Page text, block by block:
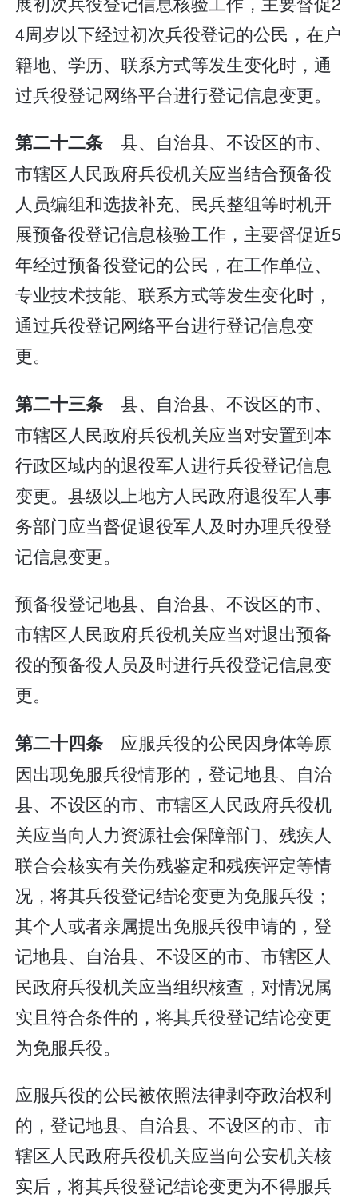
4周岁以下经过初次兵役登记的公民，在户
籍地、学历、联系方式等发生变化时，通
过兵役登记网络平台进行登记信息变更。
第二十二条 县、自治县、不设区的市、
市辖区人民政府兵役机关应当结合预备役
人员编组和选拔补充、民兵整组等时机开
展预备役登记信息核验工作，主要督促近5
年经过预备役登记的公民，在工作单位、
专业技术技能、联系方式等发生变化时，
通过兵役登记网络平台进行登记信息变
更。
第二十三条 县、自治县、不设区的市、
市辖区人民政府兵役机关应当对安置到本
行政区域内的退役军人进行兵役登记信息
变更。县级以上地方人民政府退役军人事
务部门应当督促退役军人及时办理兵役登
记信息变更。
预备役登记地县、自治县、不设区的市、
市辖区人民政府兵役机关应当对退出预备
役的预备役人员及时进行兵役登记信息变
更。
第二十四条 应服兵役的公民因身体等原
因出现免服兵役情形的，登记地县、自治
县、不设区的市、市辖区人民政府兵役机
关应当向人力资源社会保障部门、残疾人
联合会核实有关伤残鉴定和残疾评定等情
况，将其兵役登记结论变更为免服兵役；
其个人或者亲属提出免服兵役申请的，登
记地县、自治县、不设区的市、市辖区人
民政府兵役机关应当组织核查，对情况属
实且符合条件的，将其兵役登记结论变更
为免服兵役。
应服兵役的公民被依照法律剥夺政治权利
的，登记地县、自治县、不设区的市、市
辖区人民政府兵役机关应当向公安机关核
实后，将其兵役登记结论变更为不得服兵